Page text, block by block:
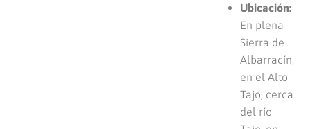
Ubicación:
En plena
Sierra de
Albarracín,
en el Alto
Tajo, cerca
del río